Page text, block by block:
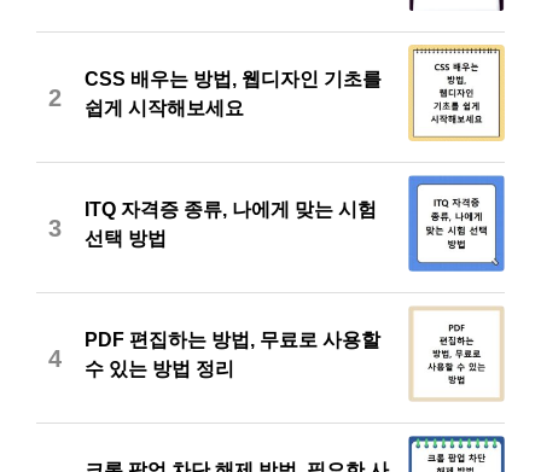
2
CSS 배우는 방법, 웹디자인 기초를
쉽게 시작해보세요
3
ITQ 자격증 종류, 나에게 맞는 시험
선택 방법
4
PDF 편집하는 방법, 무료로 사용할
수 있는 방법 정리